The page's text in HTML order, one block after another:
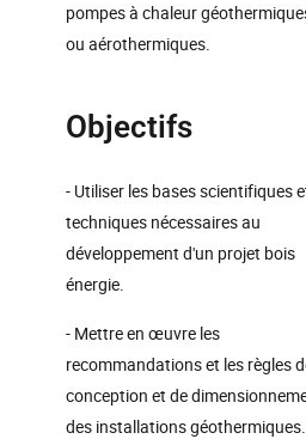
pompes à chaleur
ou aérothermiques.
Objectifs
- Utiliser les bases scientifiques
techniques nécessaires au
développement d'un projet bois
énergie.
- Mettre en œuvre les
recommandations et les règles
conception et de
des installations géothermiques.